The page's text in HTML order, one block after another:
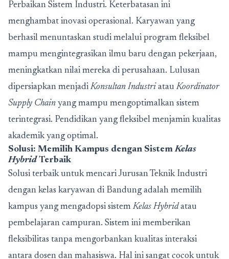
Perbaikan Sistem Industri. Keterbatasan ini
menghambat inovasi operasional. Karyawan yang
berhasil menuntaskan studi melalui program fleksibel
mampu mengintegrasikan ilmu baru dengan pekerjaan,
meningkatkan nilai mereka di perusahaan. Lulusan
dipersiapkan menjadi Konsultan Industri atau Koordinator
Supply Chain yang mampu mengoptimalkan sistem
terintegrasi. Pendidikan yang fleksibel menjamin kualitas
akademik yang optimal.
Solusi: Memilih Kampus dengan SistemKelas
HybridTerbaik
Solusi terbaik untuk mencari Jurusan Teknik Industri
dengan kelas karyawan di Bandung adalah memilih
kampus yang mengadopsi sistem Kelas Hybridatau
pembelajaran campuran. Sistem ini memberikan
fleksibilitas tanpa mengorbankan kualitas interaksi
antara dosen dan mahasiswa. Hal ini sangat cocok untuk